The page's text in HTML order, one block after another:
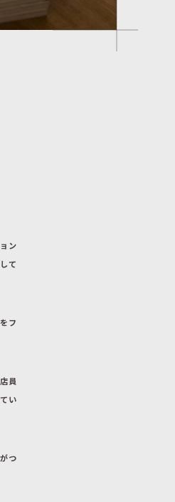
ン
て
フ
員
い
つ